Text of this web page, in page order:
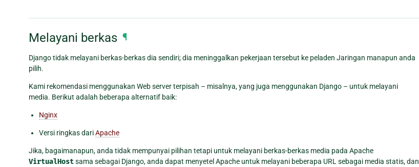
Melayani berkas ¶
Django tidak melayani berkas-berkas dia sendiri; dia meninggalkan pekerjaan tersebut ke peladen Jaringan manapun anda
pilih.
Kami rekomendasi menggunakan Web server terpisah – misalnya, yang juga menggunakan Django – untuk melayani
media. Berikut adalah beberapa alternatif baik:
Nginx
Versi ringkas dariApache
Jika, bagaimanapun, anda tidak mempunyai pilihan tetapi untuk melayani berkas-berkas media pada Apache
VirtualHostsama sebagai Django, anda dapat menyetel Apache untuk melayani beberapa URL sebagai media statis, dan